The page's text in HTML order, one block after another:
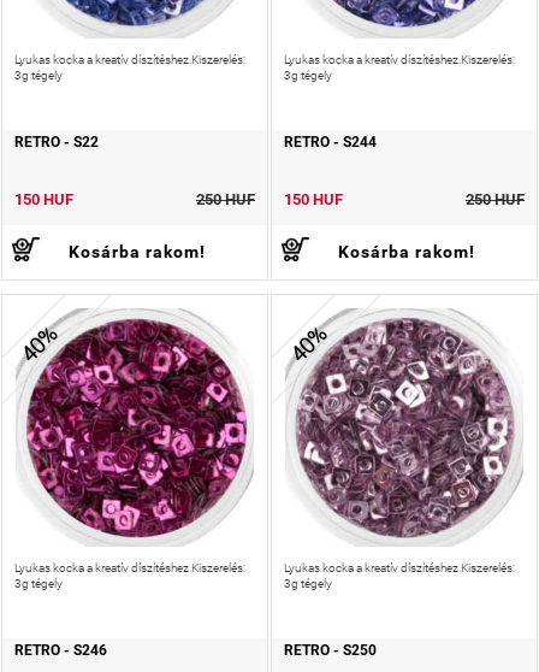
Lyukas kocka a kreatív díszítéshez.Kiszerelés:
3g tégely
RETRO - S22
150 HUF 250 HUF
Kosárba rakom!
Lyukas kocka a kreatív díszítéshez.Kiszerelés:
3g tégely
RETRO - S244
150 HUF 250 HUF
Kosárba rakom!
40%
Lyukas kocka a kreatív díszítéshez.Kiszerelés:
3g tégely
RETRO - S246
40%
Lyukas kocka a kreatív díszítéshez.Kiszerelés:
3g tégely
RETRO - S250